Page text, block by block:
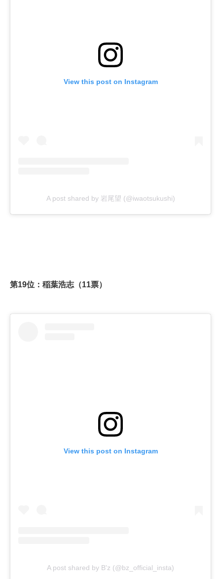
View this post on Instagram
A post shared by 岩尾望 (@iwaotsukushi)
第19位：稲葉浩志（11票）
View this post on Instagram
A post shared by B'z (@bz_official_insta)